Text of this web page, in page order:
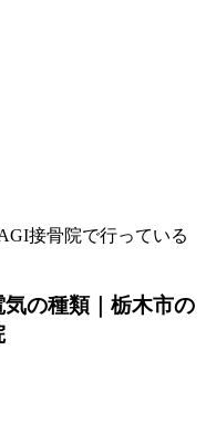
接骨院で行っている
の種類｜栃木市の